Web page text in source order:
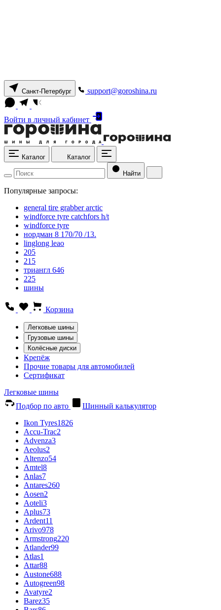
Санкт-Петербург support@goroshina.ru
Войти в личный кабинет
Каталог Каталог
Найти
Популярные запросы:
general tire grabber arctic
windforce tyre catchfors h/t
windforce tyre
нордман 8 170/70 /13.
linglong leao
205
215
триангл 646
225
шины
Корзина
Легковые шины
Грузовые шины
Колёсные диски
Крепёж
Прочие товары для автомобилей
Сертификат
Легковые шины
Подбор по авто
Шинный калькулятор
Ikon Tyres1826
Accu-Trac2
Advenza3
Aeolus2
Altenzo54
Amtel8
Anlas7
Antares260
Aosen2
Aoteli3
Aplus73
Ardent11
Arivo978
Armstrong220
Atlander99
Atlas1
Attar88
Austone688
Autogreen98
Avatyre2
Barez35